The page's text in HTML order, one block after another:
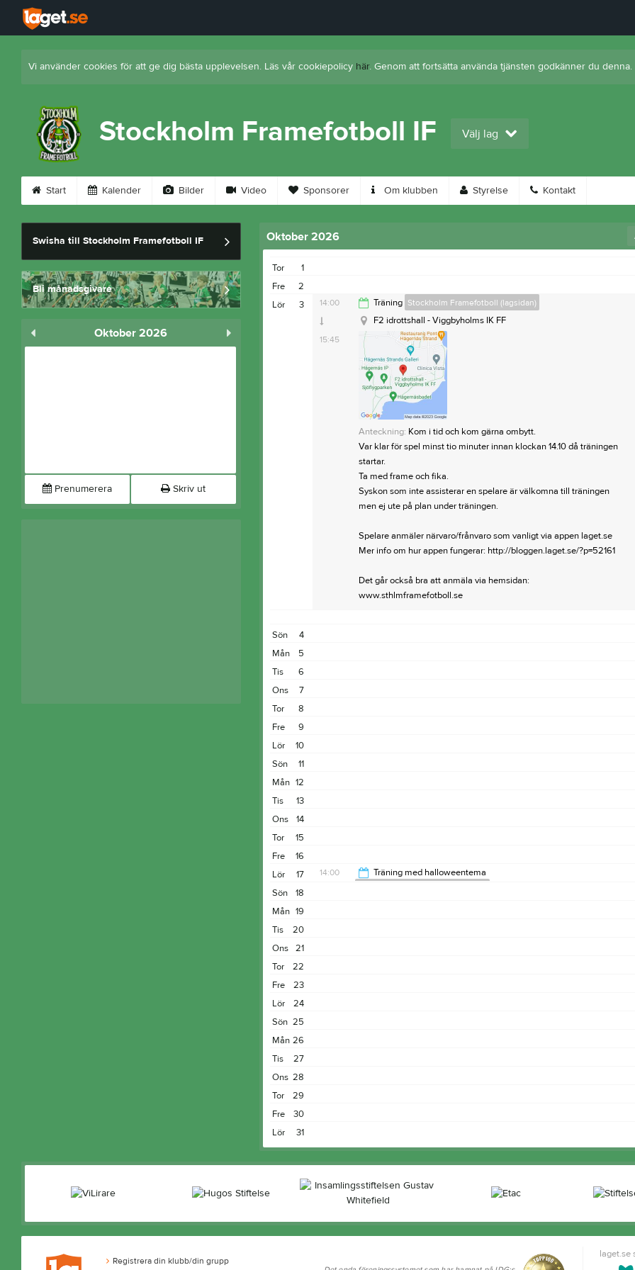
Vi använder cookies för att ge dig bästa upplevelsen. Läs vår cookiepolicy här. Genom att fortsätta använda tjänsten godkänner du denna.
Stockholm Framefotboll IF Välj lag
Start Kalender Bilder Video Sponsorer Om klubben Styrelse Kontakt
Swisha till Stockholm Framefotboll IF
Bli månadsgivare
Oktober 2026
Prenumerera Skriv ut
Oktober 2026
1
Tor
2
Fre
3
Lör 14:00 Träning Stockholm Framefotboll (lagsidan)
15:45
F2 idrottshall - Viggbyholms IK FF
Anteckning: Kom i tid och kom gärna ombytt.
Var klar för spel minst tio minuter innan klockan 14.10 då träningen
startar.
Ta med frame och fika.
Syskon som inte assisterar en spelare är välkomna till träningen
men ej ute på plan under träningen.
Spelare anmäler närvaro/frånvaro som vanligt via appen laget.se
Mer info om hur appen fungerar: http://bloggen.laget.se/?p=52161
Det går också bra att anmäla via hemsidan:
www.sthlmframefotboll.se
4
Sön
5
Mån
6
Tis
7
Ons
8
Tor
9
Fre
10
Lör
11
Sön
12
Mån
13
Tis
14
Ons
15
Tor
16
Fre
17
Lör 14:00
Träning med halloweentema
18
Sön
19
Mån
20
Tis
21
Ons
22
Tor
23
Fre
24
Lör
25
Sön
26
Mån
27
Tis
28
Ons
29
Tor
30
Fre
31
Lör
Registrera din klubb/din grupp
laget.se